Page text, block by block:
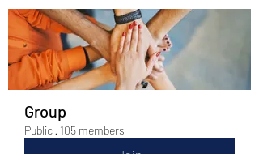
Group
Public · 105 members